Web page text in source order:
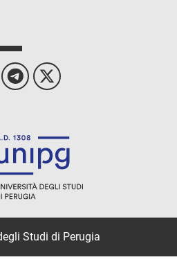
Studi di Perugia